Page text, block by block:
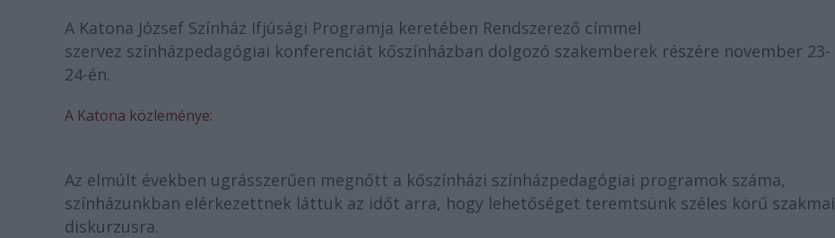
A Katona József Színház Ifjúsági Programja keretében Rendszerező címmel
szervez színházpedagógiai konferenciát kőszínházban dolgozó szakemberek részére november 23-
24-én.
A Katona közleménye:
Az elmúlt években ugrásszerűen megnőtt a kőszínházi színházpedagógiai programok száma,
színházunkban elérkezettnek láttuk az időt arra, hogy lehetőséget teremtsünk széles körű szakmai
diskurzusra.